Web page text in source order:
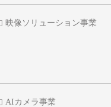
映像ソリューション事業
AIカメラ事業